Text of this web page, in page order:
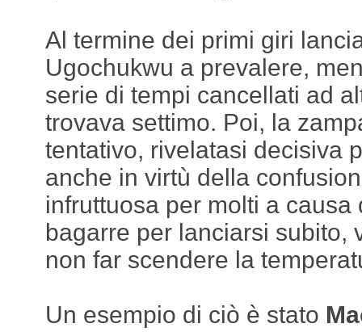
Al termine dei primi giri
Ugochukwu a prevalere,
serie di tempi cancellati ad
trovava settimo. Poi, la
tentativo, rivelatasi decisiva
anche in virtù della
infruttuosa per molti a causa
bagarre per lanciarsi subito,
non far scendere la
Un esempio di ciò è stato